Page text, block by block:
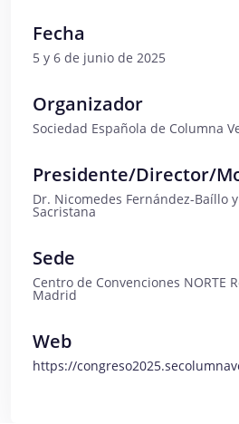
Fecha
5 y 6 de junio de 2025
Organizador
Sociedad Española de Columna
Presidente/Director/
Dr. Nicomedes Fernández-Baíllo
Sacristana
Sede
Centro de Convenciones NORTE
Madrid
Web
https://